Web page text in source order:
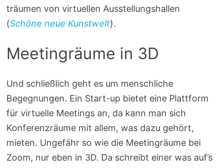
träumen von virtuellen Ausstellungshallen
(Schöne neue Kunstwelt).
Meetingräume in 3D
Und schließlich geht es um menschliche
Begegnungen. Ein Start-up bietet eine Plattform
für virtuelle Meetings an, da kann man sich
Konferenzräume mit allem, was dazu gehört,
mieten. Ungefähr so wie die Meetingräume bei
Zoom, nur eben in 3D. Da schreibt einer was auf’s